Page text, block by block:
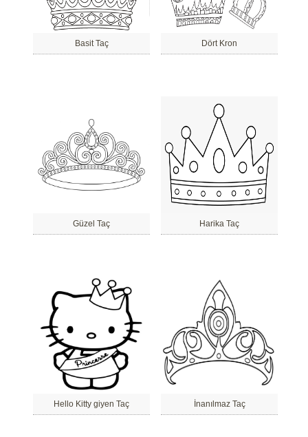
Basit Taç Dört Kron
Güzel Taç Harika Taç
Hello Kitty giyen Taç İnanılmaz Taç